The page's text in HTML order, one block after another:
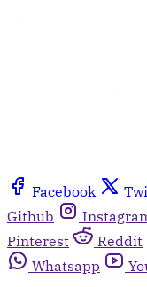
Facebook
Github
Pinterest
Reddit
Whatsapp